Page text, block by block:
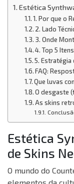
Estética
1. Por que o
2. Lado
3. Onde
4. Top 5
5. Estratégia
FAQ:
Que luvas
O desgaste
As skins
Estética
de Skins
O mundo do